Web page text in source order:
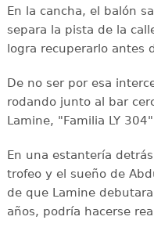
En la cancha, el balón
separa la pista de la
logra recuperarlo antes
De no ser por esa
rodando junto al bar
Lamine, "Familia LY
En una estantería
trofeo y el sueño de
de que Lamine
años, podría hacerse